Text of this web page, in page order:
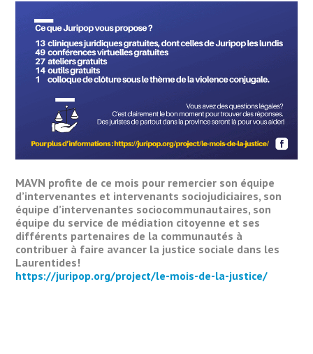
MAVN profite de ce mois pour remercier son équipe
d’intervenantes et intervenants sociojudiciaires, son
équipe d’intervenantes sociocommunautaires, son
équipe du service de médiation citoyenne et ses
différents partenaires de la communautés à
contribuer à faire avancer la justice sociale dans les
Laurentides!
https://juripop.org/project/le-mois-de-la-justice/